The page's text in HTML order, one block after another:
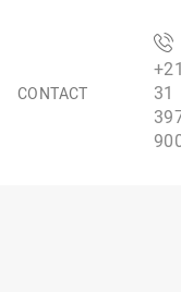
CONTACT
31